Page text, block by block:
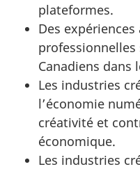
plateformes.
Des
Canadiens dans
Les industries
l’économie
créativité et
économique.
Les industries